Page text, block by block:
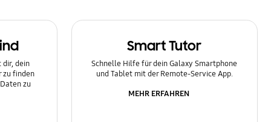
dir, dein
zu finden
zu
Smart Tutor
Schnelle Hilfe für dein Galaxy Smartphone
und Tablet mit der Remote-Service App.
MEHR ERFAHREN